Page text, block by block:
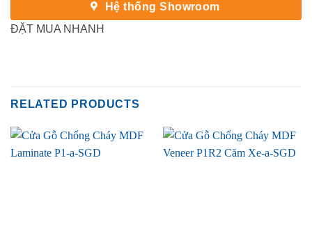
Hệ thống Showroom
ĐẶT MUA NHANH
RELATED PRODUCTS